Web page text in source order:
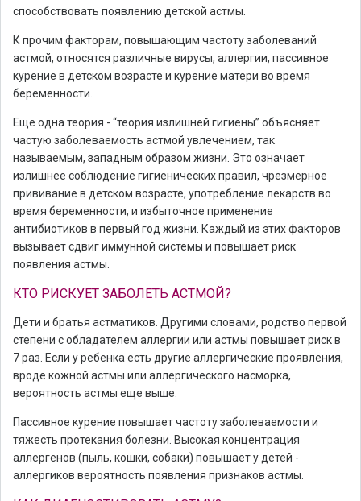
способствовать появлению детской астмы.
К прочим факторам, повышающим частоту заболеваний
астмой, относятся различные вирусы, аллергии, пассивное
курение в детском возрасте и курение матери во время
беременности.
Еще одна теория - “теория излишней гигиены” объясняет
частую заболеваемость астмой увлечением, так
называемым, западным образом жизни. Это означает
излишнее соблюдение гигиенических правил, чрезмерное
прививание в детском возрасте, употребление лекарств во
время беременности, и избыточное применение
антибиотиков в первый год жизни. Каждый из этих факторов
вызывает сдвиг иммунной системы и повышает риск
появления астмы.
КТО РИСКУЕТ ЗАБОЛЕТЬ АСТМОЙ?
Дети и братья астматиков. Другими словами, родство первой
степени с обладателем аллергии или астмы повышает риск в
7 раз. Если у ребенка есть другие аллергические проявления,
вроде кожной астмы или аллергического насморка,
вероятность астмы еще выше.
Пассивное курение повышает частоту заболеваемости и
тяжесть протекания болезни. Высокая концентрация
аллергенов (пыль, кошки, собаки) повышает у детей -
аллергиков вероятность появления признаков астмы.